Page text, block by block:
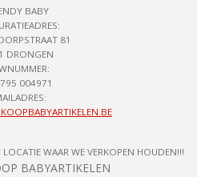
BABY
81
DRONGEN
004971
WAAR WE VERKOPEN HOUDEN!!!
BABYARTIKELEN